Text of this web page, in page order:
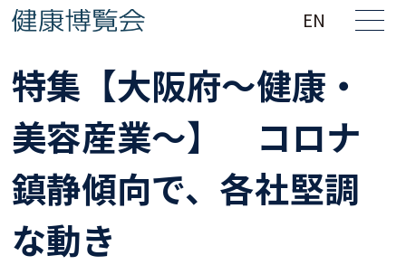
EN
特集【大阪府～健康・
美容産業～】 コロナ
鎮静傾向で、各社堅調
な動き